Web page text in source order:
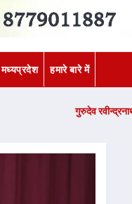
मध्यप्रदेश हमारे बारे में
गुरुदेव रवीन्द्रनाथ टैगोर की